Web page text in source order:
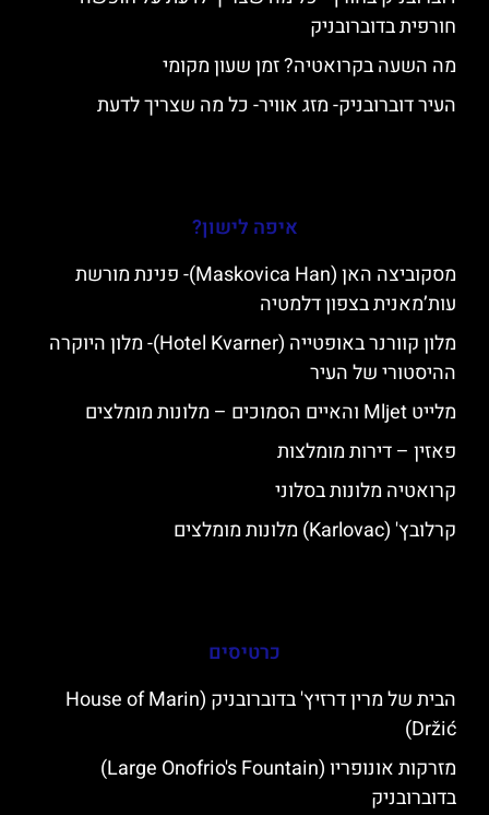
חורפית בדוברובניק
מה השעה בקרואטיה? זמן שעון מקומי
העיר דוברובניק- מזג אוויר- כל מה שצריך לדעת
איפה לישון?
מסקוביצה האן (Maskovica Han)- פנינת מורשת
עות’מאנית בצפון דלמטיה
מלון קוורנר באופטייה (Hotel Kvarner)- מלון היוקרה
ההיסטורי של העיר
מלייט Mljet והאיים הסמוכים – מלונות מומלצים
פאזין – דירות מומלצות
קרואטיה מלונות בסלוני
קרלובץ' (Karlovac) מלונות מומלצים
כרטיסים
הבית של מרין דרזיץ' בדוברובניק (House of Marin
Držić)
מזרקות אונופריו (Large Onofrio's Fountain)
בדוברובניק